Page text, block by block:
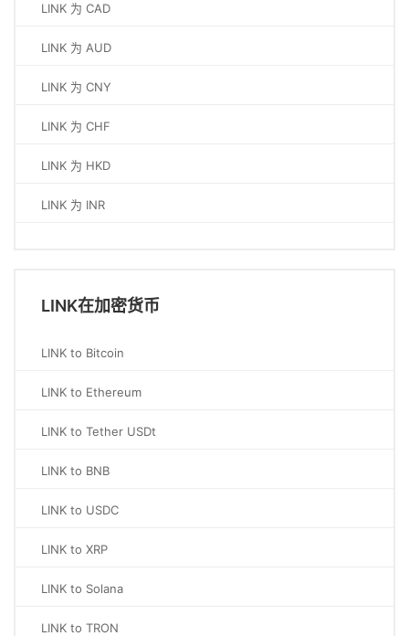
LINK 为 CAD
LINK 为 AUD
LINK 为 CNY
LINK 为 CHF
LINK 为 HKD
LINK 为 INR
LINK在加密货币
LINK to Bitcoin
LINK to Ethereum
LINK to Tether USDt
LINK to BNB
LINK to USDC
LINK to XRP
LINK to Solana
LINK to TRON